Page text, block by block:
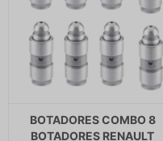
BOTADORES COMBO 8
BOTADORES RENAULT